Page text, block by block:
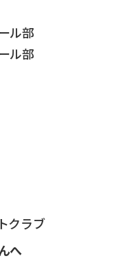
ル部
ル部
クラブ
へ